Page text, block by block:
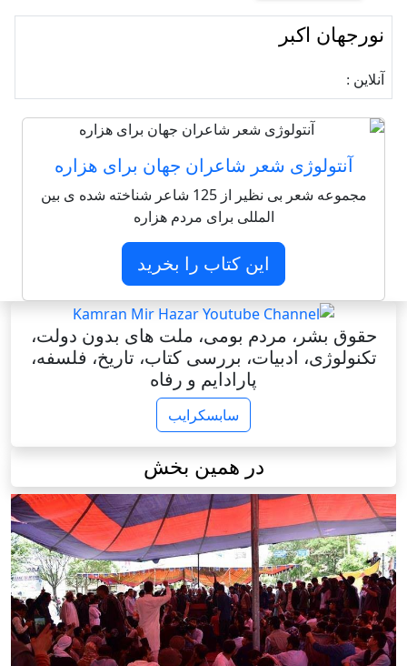
نورجهان اکبر
آنلاین :
آنتولوژی شعر شاعران جهان برای هزاره
مجموعه شعر بی نظیر از 125 شاعر شناخته شده ی بین
المللی برای مردم هزاره
این کتاب را بخرید
حقوق بشر، مردم بومی، ملت های بدون دولت،
تکنولوژی، ادبیات، بررسی کتاب، تاریخ، فلسفه،
پارادایم و رفاه
سابسکرایب
در همین بخش